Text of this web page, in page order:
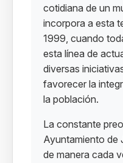
cotidiana de un
incorpora a esta
1999, cuando
esta línea de
diversas
favorecer la
la población.
La constante
Ayuntamiento de
de manera cada